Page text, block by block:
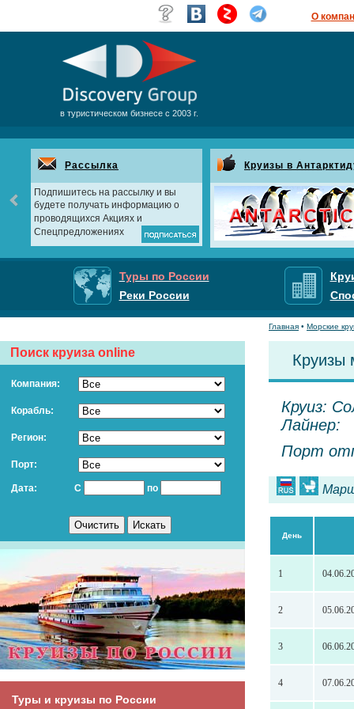
О
в туристическом бизнесе с 2003 г.
Рассылка
Подпишитесь на рассылку и вы
будете получать информацию о
проводящихся Акциях и
Спецпредложениях
Круизы в
Туры по России
Реки России
Поиск круиза online
Компания:
Корабль:
Регион:
Порт:
Дата: С по
Туры и круизы по России
Главная • Морские
Круизы
Круиз:
Лайнер:
Порт
День
1
2
3
4